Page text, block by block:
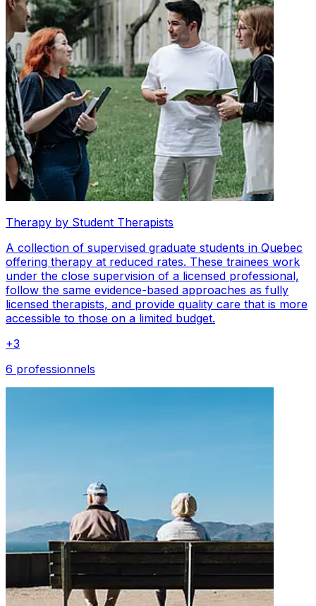
Therapy by Student Therapists
A collection of supervised graduate students in Quebec
offering therapy at reduced rates. These trainees work
under the close supervision of a licensed professional,
follow the same evidence-based approaches as fully
licensed therapists, and provide quality care that is more
accessible to those on a limited budget.
+3
6 professionnels